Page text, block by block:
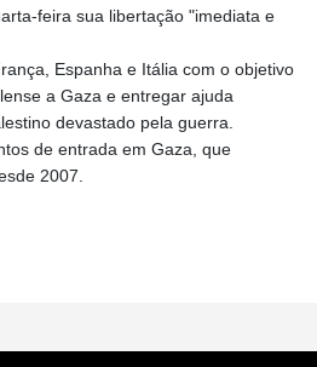
feira sua libertação "imediata e
Espanha e Itália com o objetivo
a Gaza e entregar ajuda
devastado pela guerra.
de entrada em Gaza, que
2007.